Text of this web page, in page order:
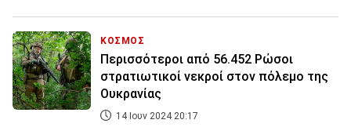
ΚΟΣΜΟΣ
Περισσότεροι από 56.452 Ρώσοι
στρατιωτικοί νεκροί στον πόλεμο της
Ουκρανίας
14 Ιουν 2024 20:17